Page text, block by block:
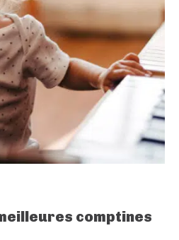
comptines